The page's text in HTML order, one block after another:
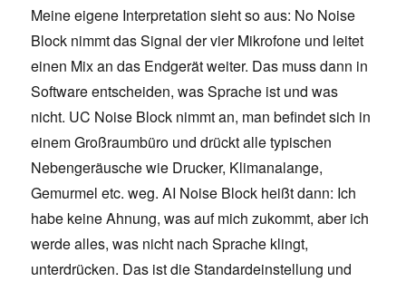
Meine eigene Interpretation sieht so aus: No Noise
Block nimmt das Signal der vier Mikrofone und leitet
einen Mix an das Endgerät weiter. Das muss dann in
Software entscheiden, was Sprache ist und was
nicht. UC Noise Block nimmt an, man befindet sich in
einem Großraumbüro und drückt alle typischen
Nebengeräusche wie Drucker, Klimanalange,
Gemurmel etc. weg. AI Noise Block heißt dann: Ich
habe keine Ahnung, was auf mich zukommt, aber ich
werde alles, was nicht nach Sprache klingt,
unterdrücken. Das ist die Standardeinstellung und